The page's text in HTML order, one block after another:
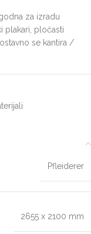
za izradu
plakari, pločasti
se kantira /
Pfleiderer
2655 x 2100 mm